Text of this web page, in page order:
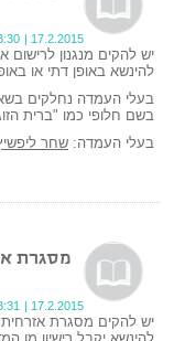
17.2.2015
|
יש להקים מנגנון לרישום
להינשא באופן דתי או
בעלי העמדה נחלקים
בשם חלופי כמו "ברית
בעלי העמדה: שחר
מסגרת
17.2.2015
|
יש להקים מסגרת אזרחית